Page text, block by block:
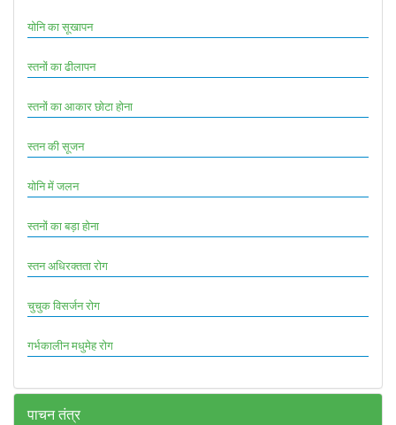
योनि का सूखापन
स्तनों का ढीलापन
स्तनों का आकार छोटा होना
स्तन की सूजन
योनि में जलन
स्तनों का बड़ा होना
स्तन अधिरक्तता रोग
चुचुक विसर्जन रोग
गर्भकालीन मधुमेह रोग
पाचन तंत्र